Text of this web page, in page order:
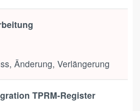
Änderung, Verlängerung
TPRM-Register